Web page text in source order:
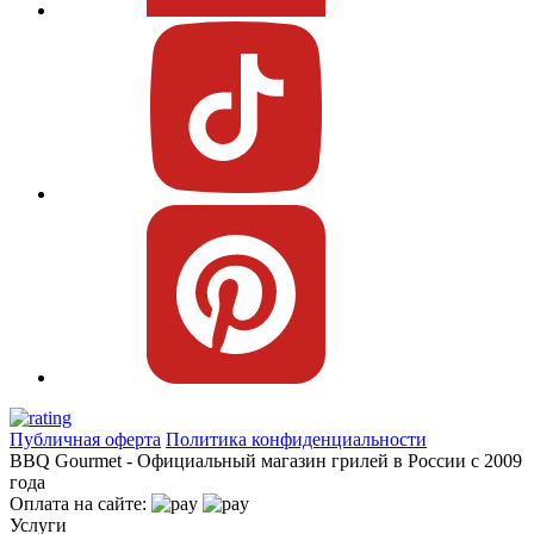
Контейнеры и трубки для копчения
Пицца и выпечка
Термометры для гриля
Цифровые термометры
Механические термометры
Чехлы для гриля
Чехлы для газовый грилей
Чехлы для угольных грилей
Чехлы для коптилен
Уход и чистка
Средства для чистки
Щетки для гриля
Инструменты для чистки
Газовые баллоны
Расходные материалы
Уголь для гриля
Запчасти для грилей
Специи
Подсветка
Коврики
Уличное оборудование
Публичная оферта Политика конфиденциальности
BBQ Gourmet - Официальный магазин грилей в России с 2009
года
Оплата на сайте:
Услуги